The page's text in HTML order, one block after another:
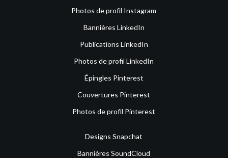
Photos de profil Instagram
Bannières LinkedIn
Publications LinkedIn
Photos de profil LinkedIn
Épingles Pinterest
Couvertures Pinterest
Photos de profil Pinterest
Designs Snapchat
Bannières SoundCloud